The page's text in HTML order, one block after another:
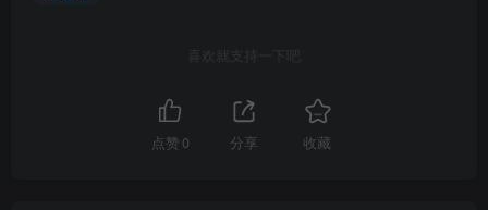
喜欢就支持一下吧
点赞 0 分享 收藏